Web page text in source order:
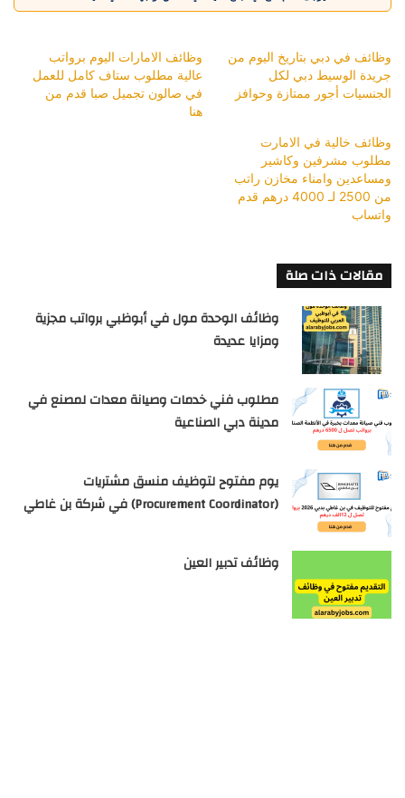
وظائف في دبي بتاريخ اليوم من
جريدة الوسيط دبي لكل
الجنسيات أجور ممتازة وحوافز
وظائف الامارات اليوم برواتب
عالية مطلوب ستاف كامل للعمل
في صالون تجميل صبا قدم من
هنا
وظائف خالية في الامارت
مطلوب مشرفين وكاشير
ومساعدين وامناء مخازن راتب
من 2500 لـ 4000 درهم قدم
واتساب
مقالات ذات صلة
وظائف الوحدة مول في أبوظبي برواتب مجزية
ومزايا عديدة
مطلوب فني خدمات وصيانة معدات لمصنع في
مدينة دبي الصناعية
يوم مفتوح لتوظيف منسق مشتريات
(Procurement Coordinator) في شركة بن غاطي
وظائف تدبير العين